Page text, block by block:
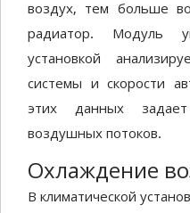
воздух, тем больше
радиатор. Модуль
установкой
системы и скорости
этих данных
воздушных потоков.
Охлаждение
В климатической